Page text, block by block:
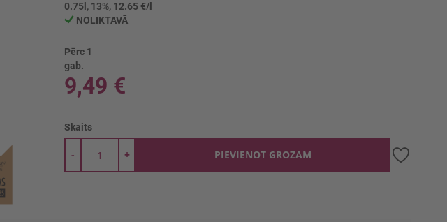
0.75l, 13%, 12.65 €/l
NOLIKTAVĀ
Pērc 1
gab.
9,49 €
Skaits
+
- PIEVIENOT GROZAM